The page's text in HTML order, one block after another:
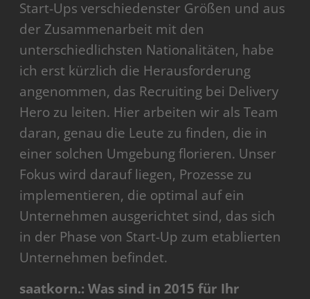
Start-Ups verschiedenster Größen und aus
der Zusammenarbeit mit den
unterschiedlichsten Nationalitäten, habe
ich erst kürzlich die Herausforderung
angenommen, das Recruiting bei Delivery
Hero zu leiten. Hier arbeiten wir als Team
daran, genau die Leute zu finden, die in
einer solchen Umgebung florieren. Unser
Fokus wird darauf liegen, Prozesse zu
implementieren, die optimal auf ein
Unternehmen ausgerichtet sind, das sich
in der Phase von Start-Up zum etablierten
Unternehmen befindet.
saatkorn.: Was sind in 2015 für Ihr